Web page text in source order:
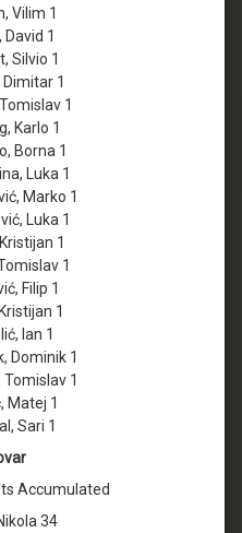
Vilim 1
David 1
Silvio 1
Dimitar 1
1
Karlo 1
Borna 1
Luka 1
Marko 1
Luka 1
1
1
Filip 1
1
Ian 1
Dominik 1
1
Matej 1
Sari 1
Accumulated
34